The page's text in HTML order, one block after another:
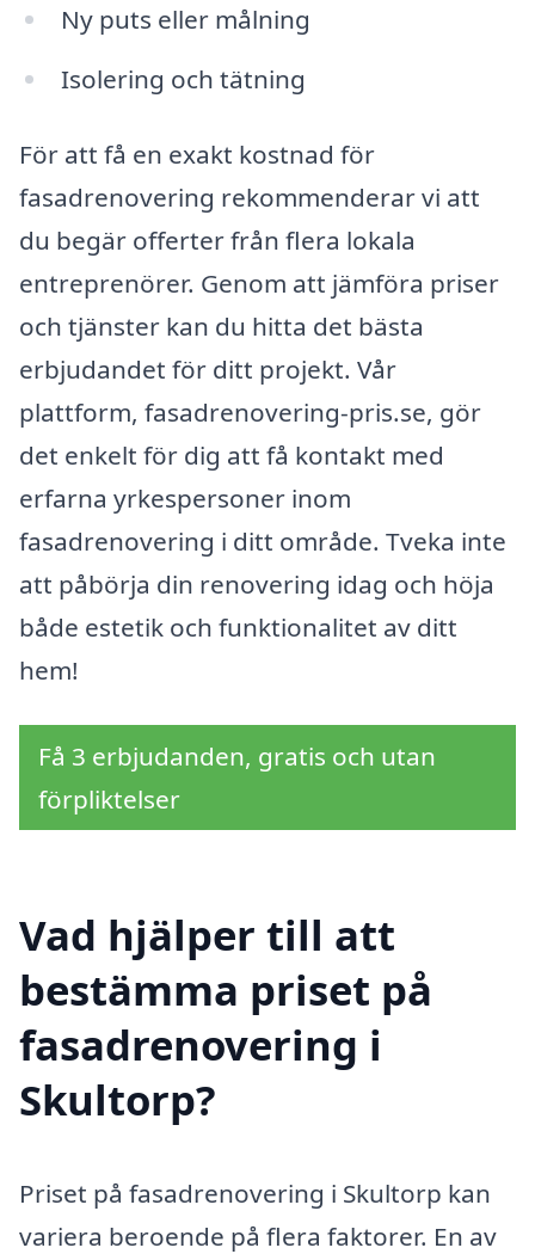
Ny puts eller målning
Isolering och tätning
För att få en exakt kostnad för
fasadrenovering rekommenderar vi att
du begär offerter från flera lokala
entreprenörer. Genom att jämföra priser
och tjänster kan du hitta det bästa
erbjudandet för ditt projekt. Vår
plattform, fasadrenovering-pris.se, gör
det enkelt för dig att få kontakt med
erfarna yrkespersoner inom
fasadrenovering i ditt område. Tveka inte
att påbörja din renovering idag och höja
både estetik och funktionalitet av ditt
hem!
Få 3 erbjudanden, gratis och utan
förpliktelser
Vad hjälper till att
bestämma priset på
fasadrenovering i
Skultorp?
Priset på fasadrenovering i Skultorp kan
variera beroende på flera faktorer. En av